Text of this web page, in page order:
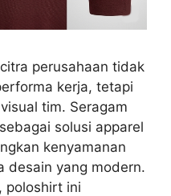
perusahaan tidak
kerja, tetapi
tim. Seragam
solusi apparel
kenyamanan
desain yang modern.
poloshirt ini